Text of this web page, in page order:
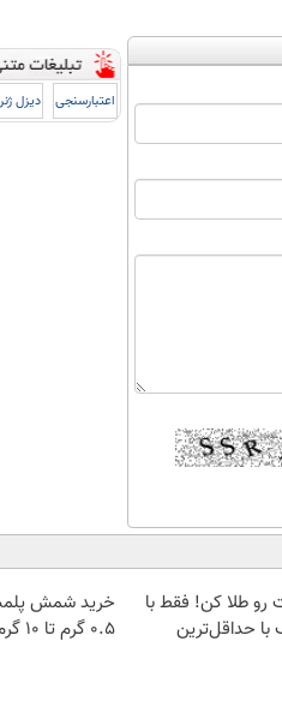
اعتبارسنجی دیزل
رو طلا کن! فقط با
با حداقل‌ترین
خرید شمش
۰.۵ گرم تا ۱۰ گرم